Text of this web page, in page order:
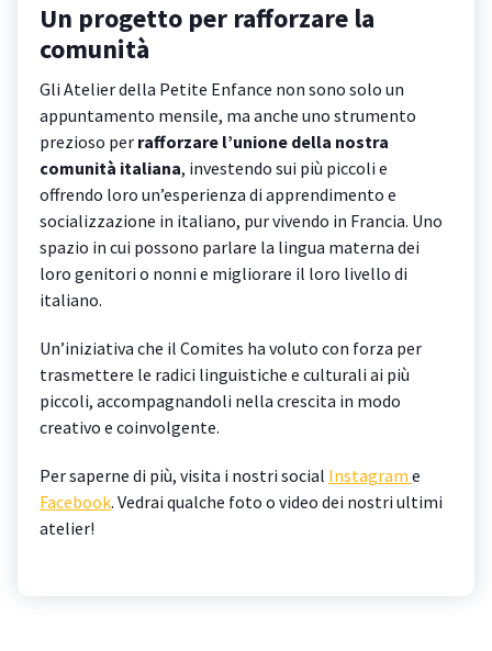
Un progetto per rafforzare la
comunità
Gli Atelier della Petite Enfance non sono solo un
appuntamento mensile, ma anche uno strumento
prezioso per rafforzare l’unione della nostra
comunità italiana, investendo sui più piccoli e
offrendo loro un’esperienza di apprendimento e
socializzazione in italiano, pur vivendo in Francia. Uno
spazio in cui possono parlare la lingua materna dei
loro genitori o nonni e migliorare il loro livello di
italiano.
Un’iniziativa che il Comites ha voluto con forza per
trasmettere le radici linguistiche e culturali ai più
piccoli, accompagnandoli nella crescita in modo
creativo e coinvolgente.
Per saperne di più, visita i nostri social Instagram e
Facebook. Vedrai qualche foto o video dei nostri ultimi
atelier!